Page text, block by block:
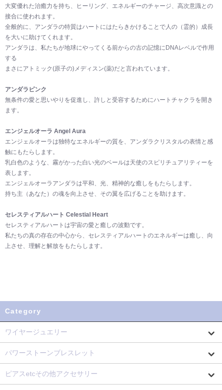
大変優れた治癒力を持ち、ヒーリング、エネルギーのチャージ、高次意識との
接合に使われます。
全般的に、アンダラの特質はハートにはたらきかけることで人の（霊的）成長
を大いに助けてくれます。
アンダラは、私たちが地球にやってくる前からの古の記憶にDNAレベルで作用
する
まさにアトミック(原子の)メディスン(薬)だと言われています。
アンダラピンク
無条件の愛と思いやりを促進し、許しと受容するためにハートチャクラを開き
ます。
エンジェルオーラ Angel Aura
エンジェルオーラは独特なエネルギーの質を、アンダラクリスタルの表情と感
触にもたらします。
乳白色のような、霧がかった白い光のベールは天使のスピリチュアリティーを
表します。
エンジェルオーラアンダラは平和、光、精神的な癒しをもたらします。
持ち主（あなた）の魂を向上させ、その翼を広げることを助けます。
セレスティアルハート Celestial Heart
セレスティアルハートは宇宙の愛と癒しの波動です。
私たちの真の存在の中心から、セレスティアルハートのエネルギーは癒し、向
上させ、理解と解放をもたらします。
Category
ワイヤージュエリー
パワーストーンブレスレット
ピアスetcその他アクセサリー